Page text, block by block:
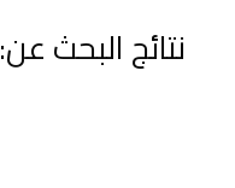
نتائج البحث عن: